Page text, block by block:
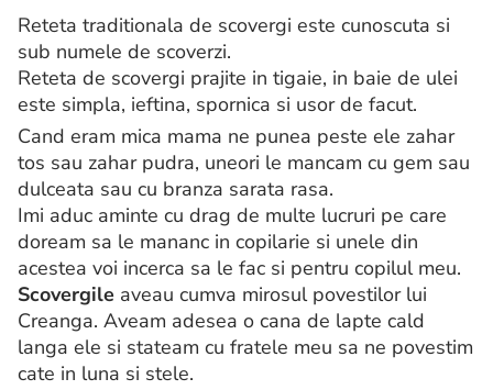
Reteta traditionala de scovergi este cunoscuta si
sub numele de scoverzi.
Reteta de scovergi prajite in tigaie, in baie de ulei
este simpla, ieftina, spornica si usor de facut.
Cand eram mica mama ne punea peste ele zahar
tos sau zahar pudra, uneori le mancam cu gem sau
dulceata sau cu branza sarata rasa.
Imi aduc aminte cu drag de multe lucruri pe care
doream sa le mananc in copilarie si unele din
acestea voi incerca sa le fac si pentru copilul meu.
Scovergile aveau cumva mirosul povestilor lui
Creanga. Aveam adesea o cana de lapte cald
langa ele si stateam cu fratele meu sa ne povestim
cate in luna si stele.